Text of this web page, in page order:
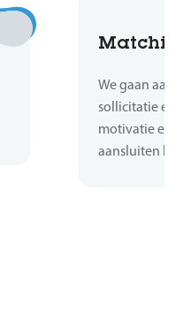
We gaan aan
sollicitatie en
motivatie en
aansluiten bij